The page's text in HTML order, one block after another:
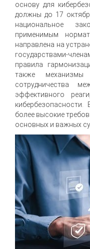
основу для
должны до 17
национальное
применимым
направлена на
государствами-
правила
также
сотрудничества
эффективного
более высокие
основных и важных